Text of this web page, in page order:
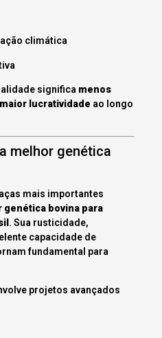
climática
significa menos
maior lucratividade ao longo
melhor genética
mais importantes
genética bovina para
. Sua rusticidade,
capacidade de
fundamental para
projetos avançados